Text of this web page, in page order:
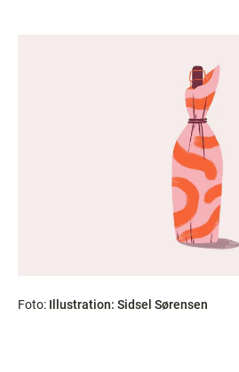
Foto: Illustration: Sidsel Sørensen